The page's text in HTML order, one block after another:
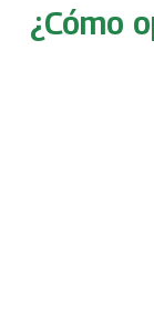
¿Cómo